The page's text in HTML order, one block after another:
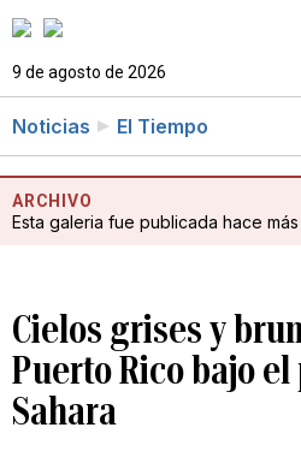
9 de agosto de 2026
Noticias El Tiempo
ARCHIVO
Esta galeria fue publicada hace
Cielos grises y
Puerto Rico bajo
Sahara